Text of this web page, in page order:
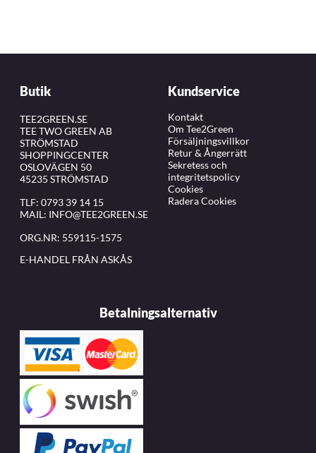
Butik
TEE2GREEN.SE
TEE TWO GREEN AB
STRÖMSTAD
SHOPPINGCENTER
OSLOVÄGEN 50
45235 STRÖMSTAD
TLF: 0793 39 14 15
MAIL: INFO@TEE2GREEN.SE
ORG.NR: 559115-1575
E-HANDEL FRÅN ASKÅS
Kundservice
Kontakt
Om Tee2Green
Försäljningsvillkor
Retur & Ångerrätt
Sekretess och
integritetspolicy
Cookies
Radera Cookies
Betalningsalternativ